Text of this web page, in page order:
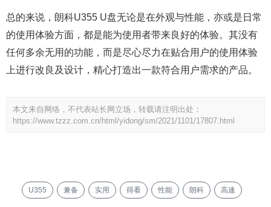
总的来说，朗科U355 U盘无论是在外观与性能，亦或是日常
的使用体验方面，都是能为使用者带来良好的体验。其没有
任何多余无用的功能，而是尽心尽力在贴合用户的使用体验
上进行改良及设计，精心打造出一款符合用户需求的产品。
本文来自网络，不代表站长网立场，转载请注明出处：
https://www.tzzz.com.cn/html/yidong/sm/2021/1101/17807.html
U355 兼备 实用 得看 性能 朗科 高速